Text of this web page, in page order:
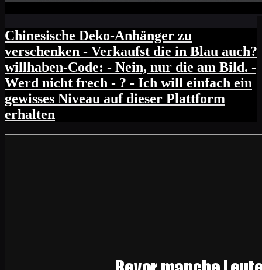
Chinesische Deko-Anhänger zu
verschenken - Verkaufst die in Blau auch?
willhaben-Code: - Nein, nur die am Bild. -
Werd nicht frech - ? - Ich will einfach ein
gewisses Niveau auf dieser Plattform
erhalten